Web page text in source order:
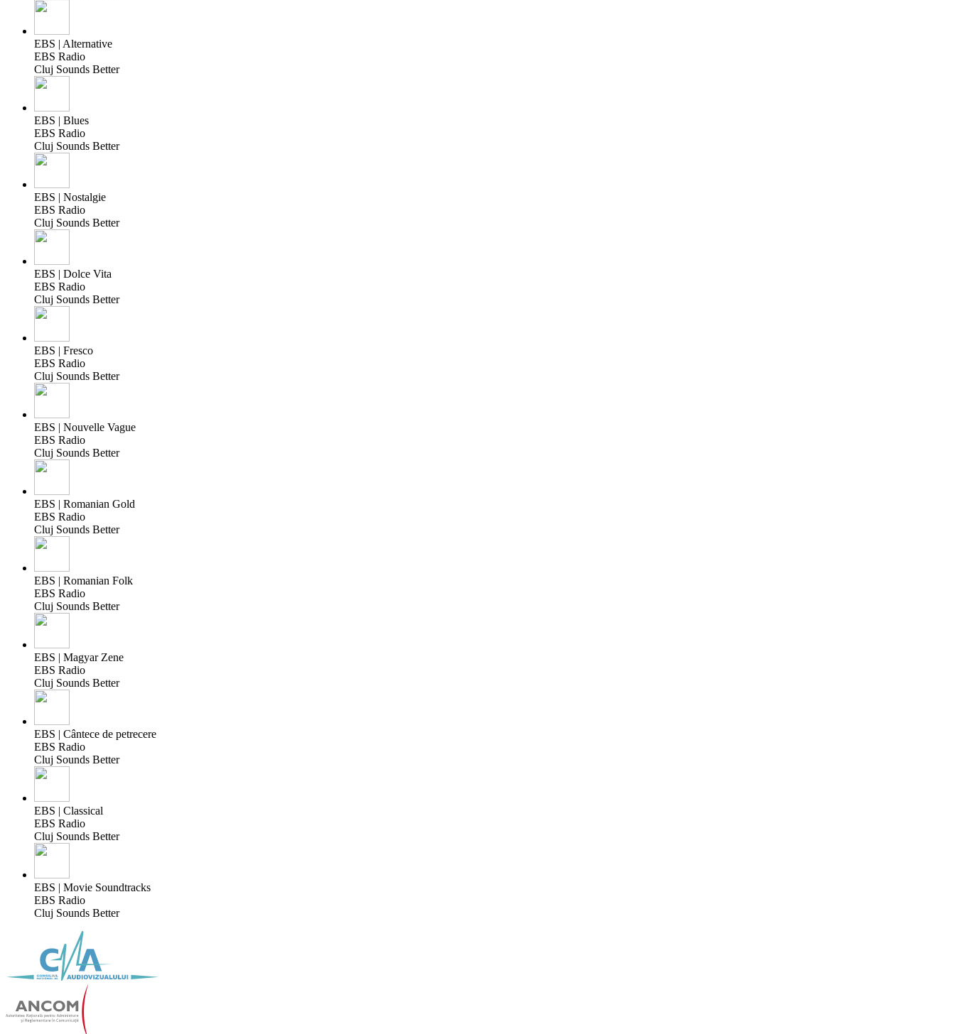
EBS | Alternative
EBS Radio
Cluj Sounds Better
EBS | Blues
EBS Radio
Cluj Sounds Better
EBS | Nostalgie
EBS Radio
Cluj Sounds Better
EBS | Dolce Vita
EBS Radio
Cluj Sounds Better
EBS | Fresco
EBS Radio
Cluj Sounds Better
EBS | Nouvelle Vague
EBS Radio
Cluj Sounds Better
EBS | Romanian Gold
EBS Radio
Cluj Sounds Better
EBS | Romanian Folk
EBS Radio
Cluj Sounds Better
EBS | Magyar Zene
EBS Radio
Cluj Sounds Better
EBS | Cântece de petrecere
EBS Radio
Cluj Sounds Better
EBS | Classical
EBS Radio
Cluj Sounds Better
EBS | Movie Soundtracks
EBS Radio
Cluj Sounds Better